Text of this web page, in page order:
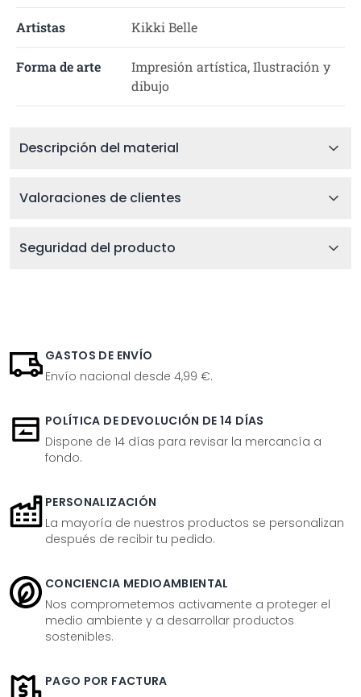
Artistas Kikki Belle
Forma de arte
Impresión artística, Ilustración y
dibujo
Descripción del material
Valoraciones de clientes
Seguridad del producto
GASTOS DE ENVÍO
Envío nacional desde 4,99 €.
POLÍTICA DE DEVOLUCIÓN DE 14 DÍAS
Dispone de 14 días para revisar la mercancía a
fondo.
PERSONALIZACIÓN
La mayoría de nuestros productos se personalizan
después de recibir tu pedido.
CONCIENCIA MEDIOAMBIENTAL
Nos comprometemos activamente a proteger el
medio ambiente y a desarrollar productos
sostenibles.
PAGO POR FACTURA